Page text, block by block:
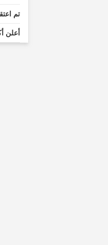
تم
أعلن